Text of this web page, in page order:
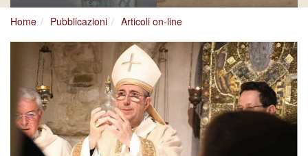
Home Pubblicazioni Articoli on-line